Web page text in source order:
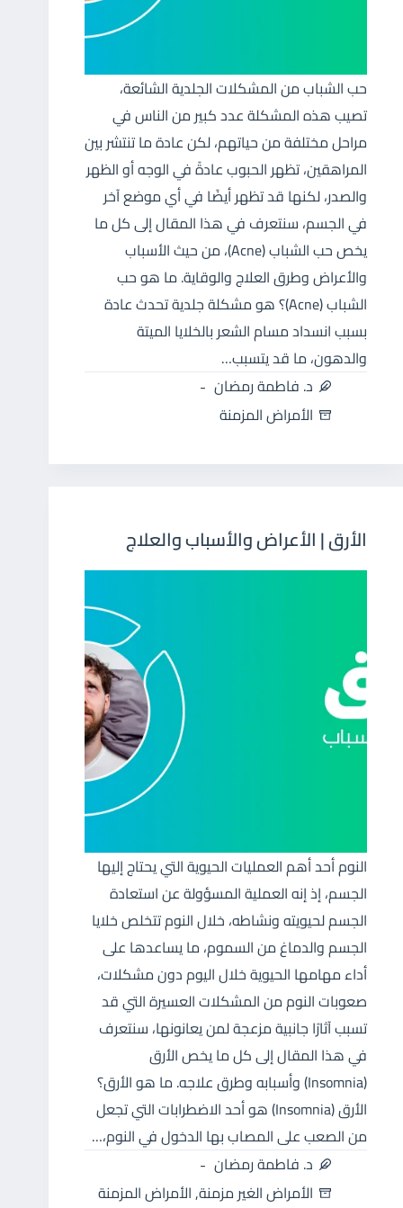
حب الشباب من المشكلات الجلدية الشائعة،
تصيب هذه المشكلة عدد كبير من الناس في
مراحل مختلفة من حياتهم، لكن عادة ما تنتشر بين
المراهقين، تظهر الحبوب عادةً في الوجه أو الظهر
والصدر، لكنها قد تظهر أيضًا في أي موضع آخر
في الجسم، سنتعرف في هذا المقال إلى كل ما
يخص حب الشباب (Acne)، من حيث الأسباب
والأعراض وطرق العلاج والوقاية. ما هو حب
الشباب (Acne)؟ هو مشكلة جلدية تحدث عادة
بسبب انسداد مسام الشعر بالخلايا الميتة
والدهون، ما قد يتسبب…
د. فاطمة رمضان
الأمراض المزمنة
الأرق | الأعراض والأسباب والعلاج
النوم أحد أهم العمليات الحيوية التي يحتاج إليها
الجسم، إذ إنه العملية المسؤولة عن استعادة
الجسم لحيويته ونشاطه، خلال النوم تتخلص خلايا
الجسم والدماغ من السموم، ما يساعدها على
أداء مهامها الحيوية خلال اليوم دون مشكلات،
صعوبات النوم من المشكلات العسيرة التي قد
تسبب آثارًا جانبية مزعجة لمن يعانونها، سنتعرف
في هذا المقال إلى كل ما يخص الأرق
(Insomnia) وأسبابه وطرق علاجه. ما هو الأرق؟
الأرق (Insomnia) هو أحد الاضطرابات التي تجعل
من الصعب على المصاب بها الدخول في النوم،…
د. فاطمة رمضان
الأمراض الغير مزمنة,الأمراض المزمنة